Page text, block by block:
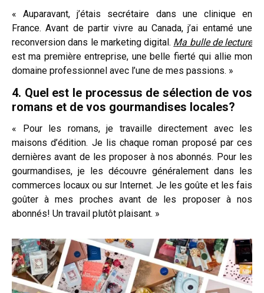
« Auparavant, j’étais secrétaire dans une clinique en
France. Avant de partir vivre au Canada, j’ai entamé une
reconversion dans le marketing digital. Ma bulle de lecture
est ma première entreprise, une belle fierté qui allie mon
domaine professionnel avec l’une de mes passions. »
4. Quel est le processus de sélection de vos
romans et de vos gourmandises locales?
« Pour les romans, je travaille directement avec les
maisons d’édition. Je lis chaque roman proposé par ces
dernières avant de les proposer à nos abonnés. Pour les
gourmandises, je les découvre généralement dans les
commerces locaux ou sur Internet. Je les goûte et les fais
goûter à mes proches avant de les proposer à nos
abonnés! Un travail plutôt plaisant. »